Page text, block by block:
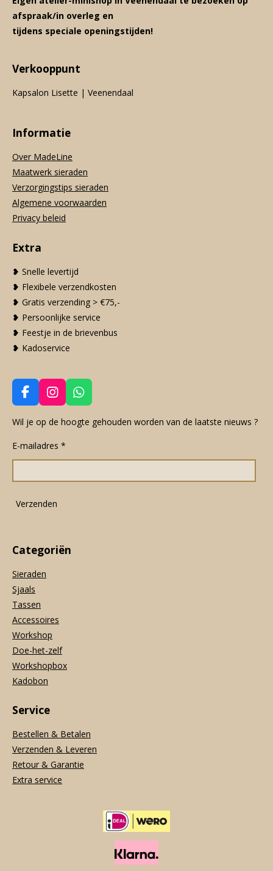
afspraak/in overleg en
tijdens speciale openingstijden!
Verkooppunt
Kapsalon Lisette | Veenendaal
Informatie
Over MadeLine
Maatwerk sieraden
Verzorgingstips sieraden
Algemene voorwaarden
Privacy beleid
Extra
❥ Snelle levertijd
❥ Flexibele verzendkosten
❥ Gratis verzending > €75,-
❥ Persoonlijke service
❥ Feestje in de brievenbus
❥ Kadoservice
F
a
c
b
o
k
I
n
s
a
g
a
m
W
h
a
A
p
Wil je op de hoogte gehouden worden van de laatste nieuws ?
E-mailadres *
Verzenden
Categoriën
Sieraden
Sjaals
Tassen
Accessoires
Workshop
Doe-het-zelf
Workshopbox
Kadobon
Service
Bestellen & Betalen
Verzenden & Leveren
Retour & Garantie
Extra service